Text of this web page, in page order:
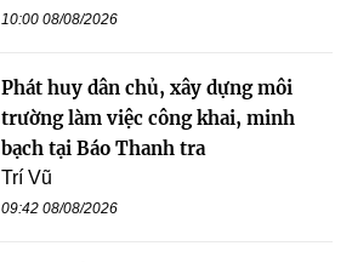
10:00 08/08/2026
Phát huy dân chủ, xây dựng môi
trường làm việc công khai, minh
bạch tại Báo Thanh tra
Trí Vũ
09:42 08/08/2026